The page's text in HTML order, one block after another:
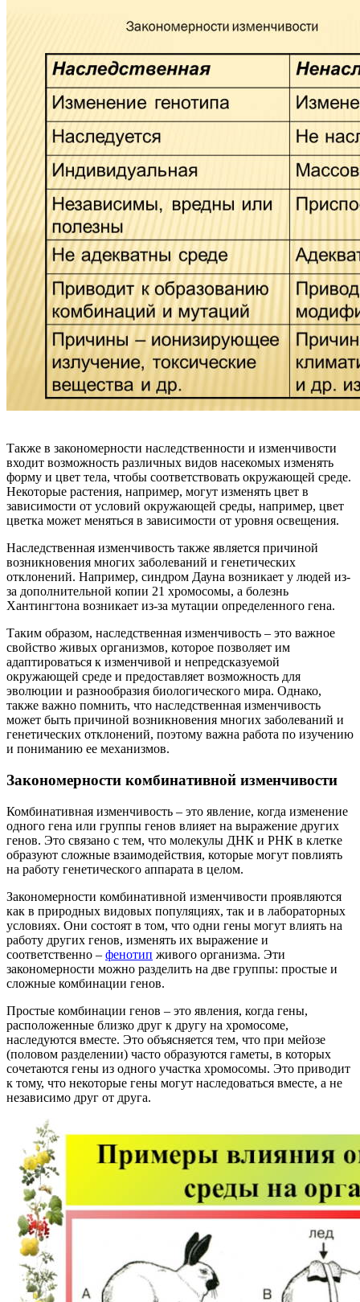
Также в закономерности наследственности и изменчивости
входит возможность различных видов насекомых изменять
форму и цвет тела, чтобы соответствовать окружающей среде.
Некоторые растения, например, могут изменять цвет в
зависимости от условий окружающей среды, например, цвет
цветка может меняться в зависимости от уровня освещения.
Наследственная изменчивость также является причиной
возникновения многих заболеваний и генетических
отклонений. Например, синдром Дауна возникает у людей из-
за дополнительной копии 21 хромосомы, а болезнь
Хантингтона возникает из-за мутации определенного гена.
Таким образом, наследственная изменчивость – это важное
свойство живых организмов, которое позволяет им
адаптироваться к изменчивой и непредсказуемой
окружающей среде и предоставляет возможность для
эволюции и разнообразия биологического мира. Однако,
также важно помнить, что наследственная изменчивость
может быть причиной возникновения многих заболеваний и
генетических отклонений, поэтому важна работа по изучению
и пониманию ее механизмов.
Закономерности комбинативной изменчивости
Комбинативная изменчивость – это явление, когда изменение
одного гена или группы генов влияет на выражение других
генов. Это связано с тем, что молекулы ДНК и РНК в клетке
образуют сложные взаимодействия, которые могут повлиять
на работу генетического аппарата в целом.
Закономерности комбинативной изменчивости проявляются
как в природных видовых популяциях, так и в лабораторных
условиях. Они состоят в том, что одни гены могут влиять на
работу других генов, изменять их выражение и
соответственно – фенотип живого организма. Эти
закономерности можно разделить на две группы: простые и
сложные комбинации генов.
Простые комбинации генов – это явления, когда гены,
расположенные близко друг к другу на хромосоме,
наследуются вместе. Это объясняется тем, что при мейозе
(половом разделении) часто образуются гаметы, в которых
сочетаются гены из одного участка хромосомы. Это приводит
к тому, что некоторые гены могут наследоваться вместе, а не
независимо друг от друга.